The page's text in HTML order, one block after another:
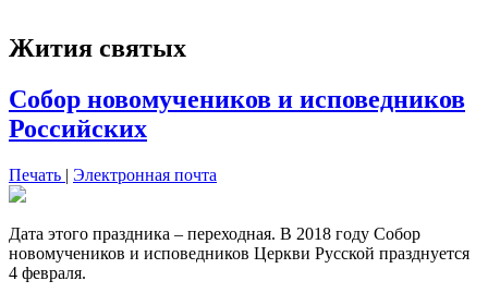
Жития святых
Собор новомучеников и исповедников
Российских
Печать | Электронная почта
Дата этого праздника – переходная. В 2018 году Собор
новомучеников и исповедников Церкви Русской празднуется
4 февраля.